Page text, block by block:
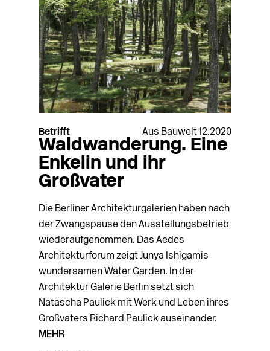
Betrifft Aus Bauwelt 12.2020
Waldwanderung. Eine
Enkelin und ihr
Großvater
Die Berliner Architekturgalerien haben nach
der Zwangspause den Ausstellungs­betrieb
wiederaufgenommen. Das Aedes
Architekturforum zeigt Junya Ishigamis
wundersamen Water Garden. In der
Architektur Galerie Berlin setzt sich
Natascha Paulick mit Werk und Leben ihres
Großvaters Richard Paulick auseinander.
MEHR